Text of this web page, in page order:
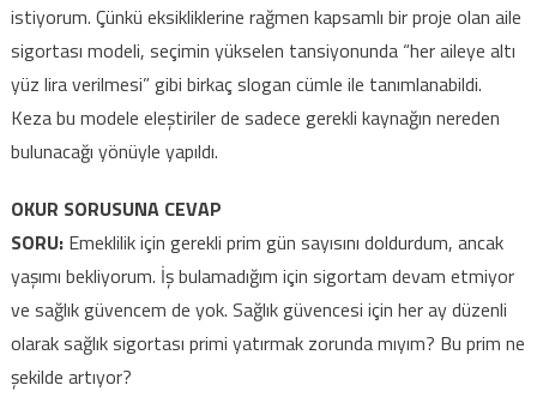
istiyorum. Çünkü eksikliklerine rağmen kapsamlı bir proje olan aile
sigortası modeli, seçimin yükselen tansiyonunda “her aileye altı
yüz lira verilmesi” gibi birkaç slogan cümle ile tanımlanabildi.
Keza bu modele eleştiriler de sadece gerekli kaynağın nereden
bulunacağı yönüyle yapıldı.
OKUR SORUSUNA CEVAP
SORU: Emeklilik için gerekli prim gün sayısını doldurdum, ancak
yaşımı bekliyorum. İş bulamadığım için sigortam devam etmiyor
ve sağlık güvencem de yok. Sağlık güvencesi için her ay düzenli
olarak sağlık sigortası primi yatırmak zorunda mıyım? Bu prim ne
şekilde artıyor?